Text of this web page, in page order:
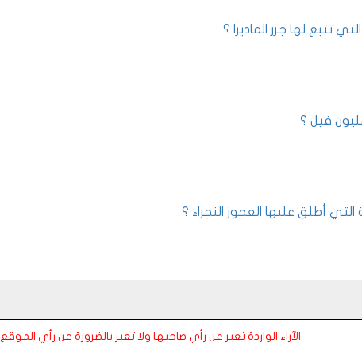
تتبع لها جزر الماديرا ؟
فيل ؟
أطلق عليها العجوز النجراء ؟
الآراء الواردة تعبر عن رأي صاحبها ولا تعبر بالضرورة عن رأي الموقع